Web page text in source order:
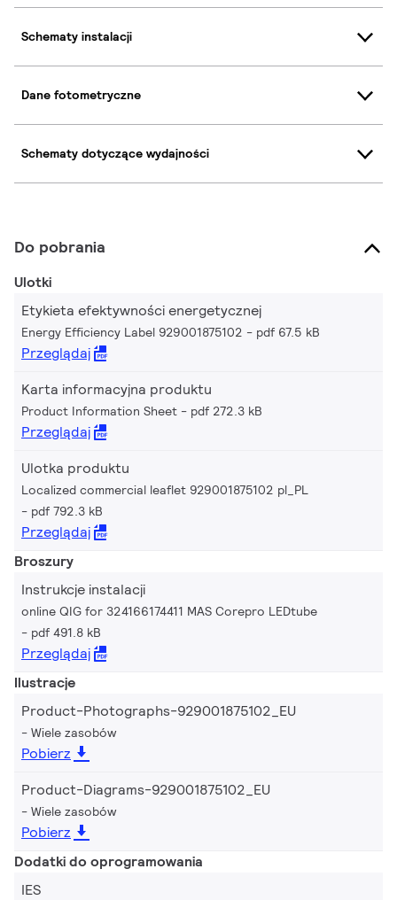
Schematy instalacji
Dane fotometryczne
Schematy dotyczące wydajności
Do pobrania
Ulotki
Etykieta efektywności energetycznej
Energy Efficiency Label 929001875102 pdf 67.5 kB
Przeglądaj
Karta informacyjna produktu
Product Information Sheet pdf 272.3 kB
Przeglądaj
Ulotka produktu
Localized commercial leaflet 929001875102 pl_PL
pdf 792.3 kB
Przeglądaj
Broszury
Instrukcje instalacji
online QIG for 324166174411 MAS Corepro LEDtube
pdf 491.8 kB
Przeglądaj
Ilustracje
Product-Photographs-929001875102_EU
Wiele zasobów
Pobierz
Product-Diagrams-929001875102_EU
Wiele zasobów
Pobierz
Dodatki do oprogramowania
IES